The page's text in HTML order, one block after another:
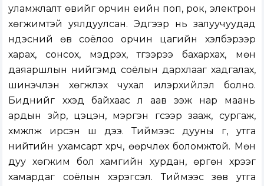
уламжлалт өвийг орчин үеийн поп, рок, электрон
хөгжимтэй уялдуулсан. Эдгээр нь залуучуудад
үндэсний өв соёлоо орчин цагийн хэлбэрээр
харах, сонсох, мэдрэх, түүгээрээ бахархах, мөн
даяаршлын нийгэмд соёлын дархлааг хадгалах,
шинэчлэн хөгжүүлэх чухал илэрхийлэл болно.
Биднийг хүүхэд байхаас л аав ээж нар маань
ардын зүйр, цэцэн, мэргэн үгсээр зааж, сургаж,
хүмүүжүүлж ирсэн шүү дээ. Тиймээс дууны үг, утга
нийтийн ухамсарт хүрч, өөрчлөх боломжтой. Мөн
дуу хөгжим бол хамгийн хурдан, өргөн хүрээг
хамардаг соёлын хэрэгсэл. Тиймээс зөв утга